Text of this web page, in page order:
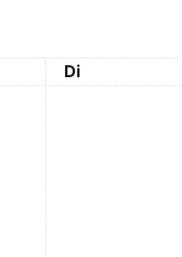
Dienstag
Di